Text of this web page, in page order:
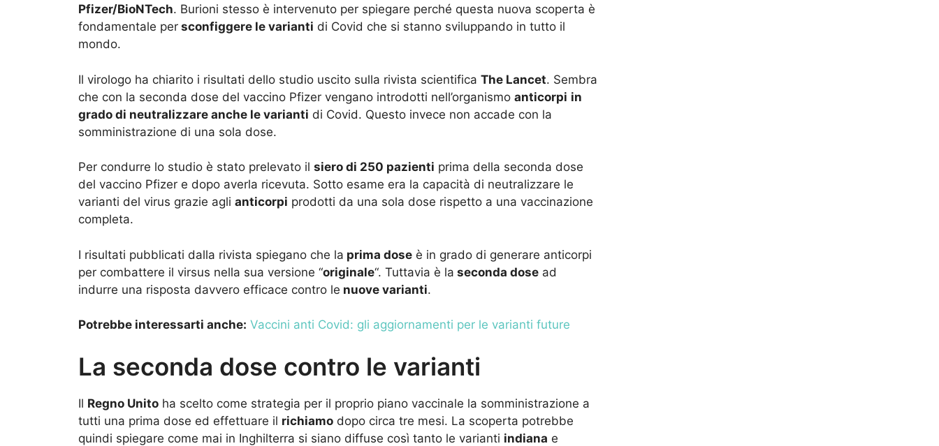
Pfizer/BioNTech. Burioni stesso è intervenuto per spiegare perché questa nuova scoperta è
fondamentale per sconfiggere le varianti di Covid che si stanno sviluppando in tutto il
mondo.
Il virologo ha chiarito i risultati dello studio uscito sulla rivista scientifica The Lancet. Sembra
che con la seconda dose del vaccino Pfizer vengano introdotti nell’organismo anticorpi in
grado di neutralizzare anche le varianti di Covid. Questo invece non accade con la
somministrazione di una sola dose.
Per condurre lo studio è stato prelevato il siero di 250 pazienti prima della seconda dose
del vaccino Pfizer e dopo averla ricevuta. Sotto esame era la capacità di neutralizzare le
varianti del virus grazie agli anticorpi prodotti da una sola dose rispetto a una vaccinazione
completa.
I risultati pubblicati dalla rivista spiegano che la prima dose è in grado di generare anticorpi
per combattere il virsus nella sua versione “originale“. Tuttavia è la seconda dose ad
indurre una risposta davvero efficace contro le nuove varianti.
Potrebbe interessarti anche: Vaccini anti Covid: gli aggiornamenti per le varianti future
La seconda dose contro le varianti
Il Regno Unito ha scelto come strategia per il proprio piano vaccinale la somministrazione a
tutti una prima dose ed effettuare il richiamo dopo circa tre mesi. La scoperta potrebbe
quindi spiegare come mai in Inghilterra si siano diffuse così tanto le varianti indiana e